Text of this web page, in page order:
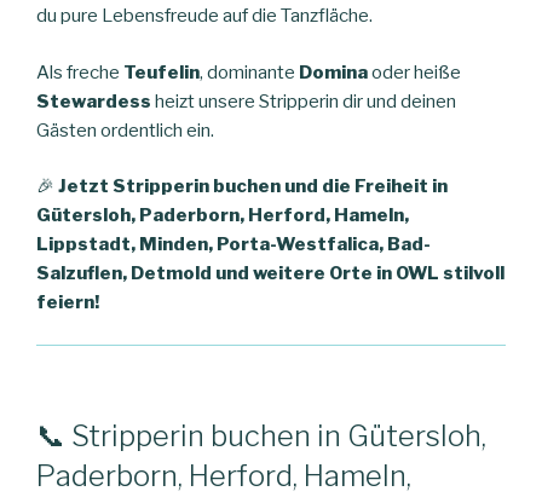
du pure Lebensfreude auf die Tanzfläche.
Als freche Teufelin, dominante Dominaoder heiße
Stewardess heizt unsere Stripperin dir und deinen
Gästen ordentlich ein.
🎉 Jetzt Stripperin buchen und die Freiheit in
Gütersloh, Paderborn, Herford, Hameln,
Lippstadt, Minden, Porta-Westfalica, Bad-
Salzuflen, Detmold und weitere Orte in OWL stilvoll
feiern!
📞 Stripperin buchen in Gütersloh,
Paderborn, Herford, Hameln,